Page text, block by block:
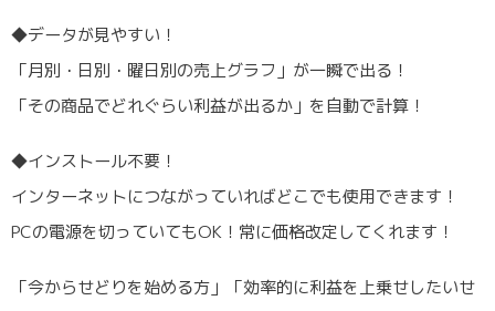
◆データが見やすい！
「月別・日別・曜日別の売上グラフ」が一瞬で出る！
「その商品でどれぐらい利益が出るか」を自動で計算！
◆インストール不要！
インターネットにつながっていればどこでも使用できます！
PCの電源を切っていてもOK！常に価格改定してくれます！
「今からせどりを始める方」「効率的に利益を上乗せしたいせ